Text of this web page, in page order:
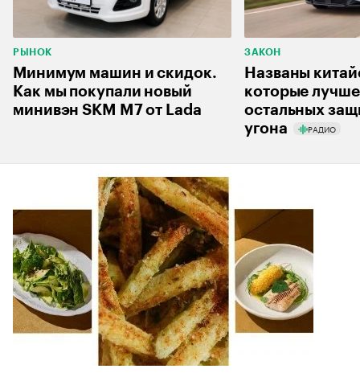
РЫНОК
Минимум машин и скидок.
Как мы покупали новый
минивэн SKM M7 от Lada
ЗАКОН
Названы
которые
остальных
угона
РАДИО